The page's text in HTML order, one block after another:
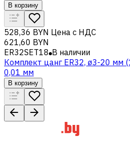
В корзину
528,36 BYN Цена с НДС
621,60 BYN
ER32SET18 В наличии
Комплект цанг ER32, ø3-20 мм
0,01 мм
В корзину